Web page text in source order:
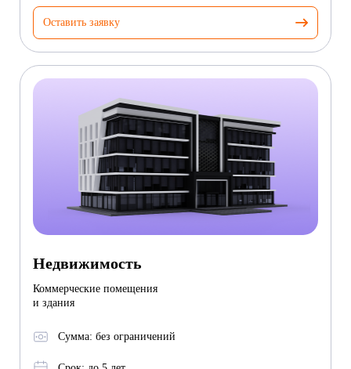
Оставить заявку
Недвижимость
Коммерческие помещения
и здания
Сумма: без ограничений